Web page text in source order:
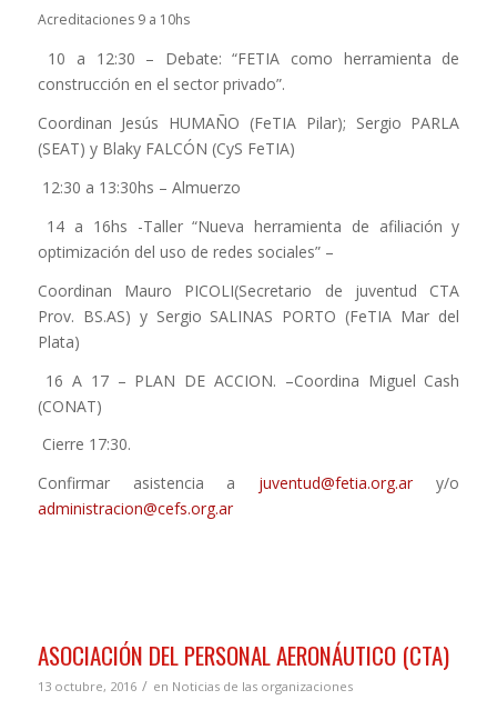
Acreditaciones 9 a 10hs
10 a 12:30 – Debate: “FETIA como herramienta de
construcción en el sector privado”.
Coordinan Jesús HUMAÑO (FeTIA Pilar); Sergio PARLA
(SEAT) y Blaky FALCÓN (CyS FeTIA)
12:30 a 13:30hs – Almuerzo
14 a 16hs -Taller “Nueva herramienta de afiliación y
optimización del uso de redes sociales” –
Coordinan Mauro PICOLI(Secretario de juventud CTA
Prov. BS.AS) y Sergio SALINAS PORTO (FeTIA Mar del
Plata)
16 A 17 – PLAN DE ACCION. –Coordina Miguel Cash
(CONAT)
Cierre 17:30.
Confirmar asistencia a juventud@fetia.org.ar y/o
administracion@cefs.org.ar
ASOCIACIÓN DEL PERSONAL AERONÁUTICO (CTA)
13 octubre, 2016 / en Noticias de las organizaciones